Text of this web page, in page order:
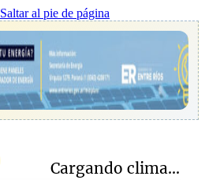
Saltar al pie de página
Cargando clima...